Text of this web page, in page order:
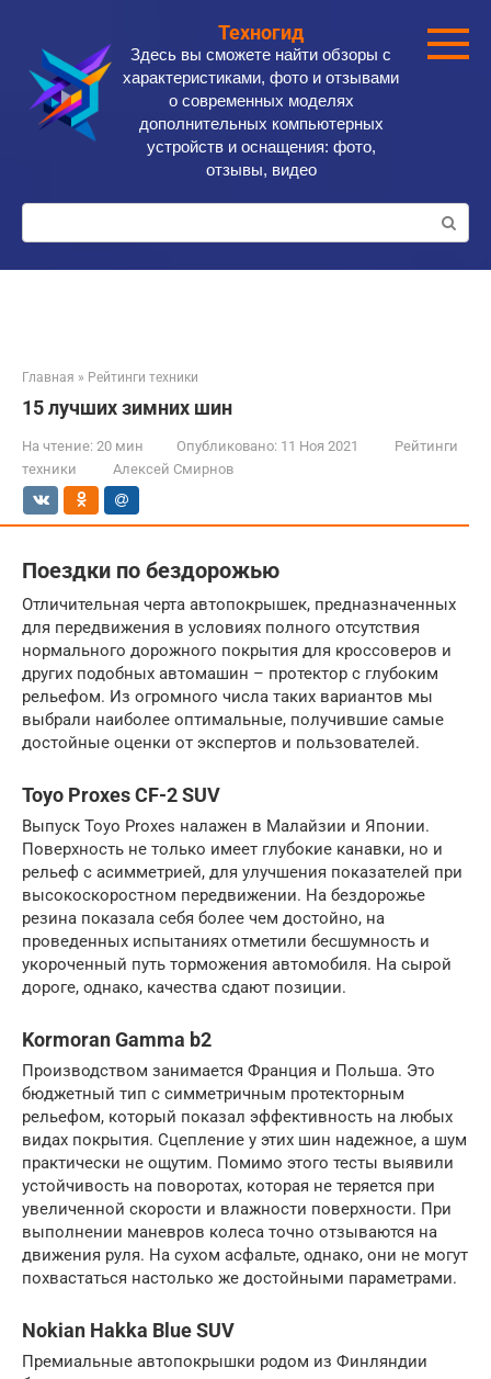
контенту
Техногид
Здесь вы сможете найти обзоры с
характеристиками, фото и отзывами
о современных моделях
дополнительных компьютерных
устройств и оснащения: фото,
отзывы, видео
Поиск:
Главная » Рейтинги техники
15 лучших зимних шин
На чтение: 20 мин Опубликовано: 11 Ноя 2021
Рейтинги
техники
Алексей Смирнов
Поездки по бездорожью
Отличительная черта автопокрышек, предназначенных
для передвижения в условиях полного отсутствия
нормального дорожного покрытия для кроссоверов и
других подобных автомашин – протектор с глубоким
рельефом. Из огромного числа таких вариантов мы
выбрали наиболее оптимальные, получившие самые
достойные оценки от экспертов и пользователей.
Toyo Proxes CF-2 SUV
Выпуск Toyo Proxes налажен в Малайзии и Японии.
Поверхность не только имеет глубокие канавки, но и
рельеф с асимметрией, для улучшения показателей при
высокоскоростном передвижении. На бездорожье
резина показала себя более чем достойно, на
проведенных испытаниях отметили бесшумность и
укороченный путь торможения автомобиля. На сырой
дороге, однако, качества сдают позиции.
Kormoran Gamma b2
Производством занимается Франция и Польша. Это
бюджетный тип с симметричным протекторным
рельефом, который показал эффективность на любых
видах покрытия. Сцепление у этих шин надежное, а шум
практически не ощутим. Помимо этого тесты выявили
устойчивость на поворотах, которая не теряется при
увеличенной скорости и влажности поверхности. При
выполнении маневров колеса точно отзываются на
движения руля. На сухом асфальте, однако, они не могут
похвастаться настолько же достойными параметрами.
Nokian Hakka Blue SUV
Премиальные автопокрышки родом из Финляндии